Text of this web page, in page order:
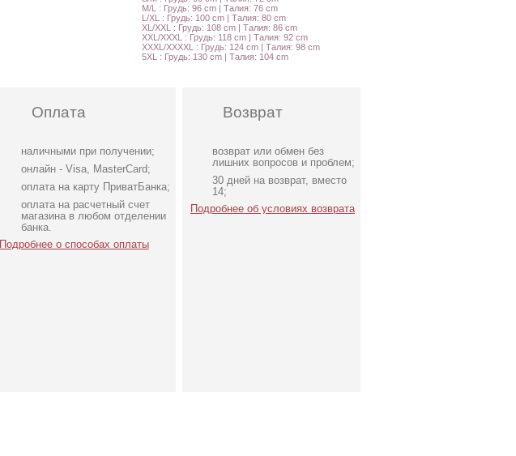
M/L : Грудь: 96 cm | Талия: 76 cm
L/XL : Грудь: 100 cm | Талия: 80 cm
XL/XXL : Грудь: 108 cm | Талия: 86 cm
XXL/XXXL : Грудь: 118 cm | Талия: 92 cm
XXXL/XXXXL : Грудь: 124 cm | Талия: 98 cm
5XL : Грудь: 130 cm | Талия: 104 cm
Оплата
наличными при получении;
онлайн - Visa, MasterCard;
оплата на карту ПриватБанка;
оплата на расчетный счет
магазина в любом отделении
банка.
Подробнее о способах оплаты
Возврат
возврат или обмен без
лишних вопросов и проблем;
30 дней на возврат, вместо
14;
Подробнее об условиях возврата